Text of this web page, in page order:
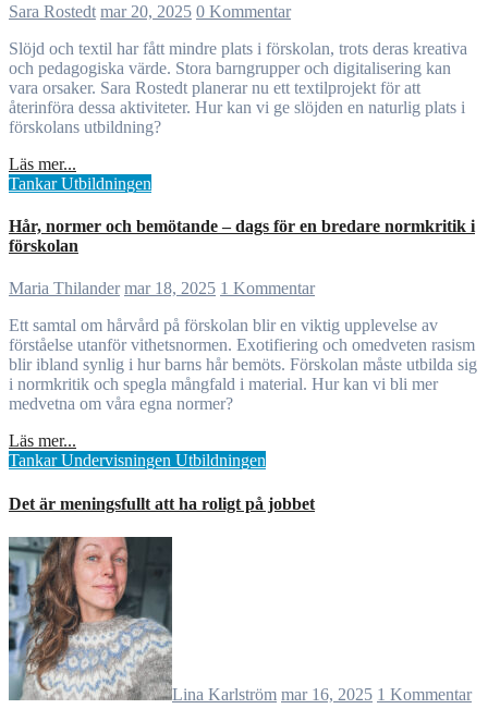
Sara Rostedt mar 20, 2025 0 Kommentar
Slöjd och textil har fått mindre plats i förskolan, trots deras kreativa
och pedagogiska värde. Stora barngrupper och digitalisering kan
vara orsaker. Sara Rostedt planerar nu ett textilprojekt för att
återinföra dessa aktiviteter. Hur kan vi ge slöjden en naturlig plats i
förskolans utbildning?
Läs mer...
TankarUtbildningen
Hår, normer och bemötande – dags för en bredare normkritik i
förskolan
Maria Thilander mar 18, 2025 1 Kommentar
Ett samtal om hårvård på förskolan blir en viktig upplevelse av
förståelse utanför vithetsnormen. Exotifiering och omedveten rasism
blir ibland synlig i hur barns hår bemöts. Förskolan måste utbilda sig
i normkritik och spegla mångfald i material. Hur kan vi bli mer
medvetna om våra egna normer?
Läs mer...
TankarUndervisningen Utbildningen
Det är meningsfullt att ha roligt på jobbet
Lina Karlström mar 16, 2025 1 Kommentar